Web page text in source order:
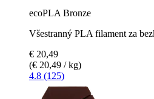
ecoPLA Bronze
Všestranný PLA filament za
€ 20,49
(€ 20,49 / kg)
4.8 (125)